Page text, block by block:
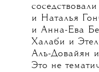
и Наталья
и Анна-Ева
Халаби и
Аль-Довайян
Это не